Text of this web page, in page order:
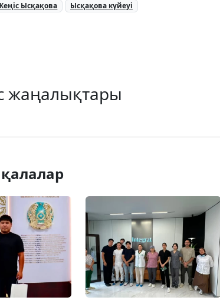
Ысқақова Ысқақова күйеуі
жаңалықтары